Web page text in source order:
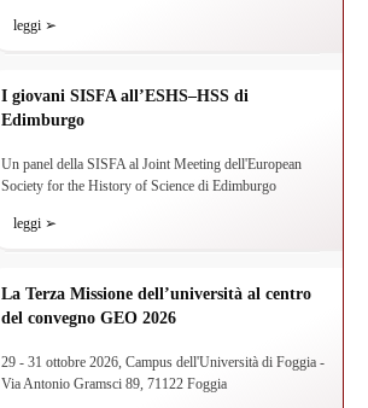
leggi ➢
I giovani SISFA all’ESHS–HSS di
Edimburgo
Un panel della SISFA al Joint Meeting dell'European
Society for the History of Science di Edimburgo
leggi ➢
La Terza Missione dell’università al centro
del convegno GEO 2026
29 - 31 ottobre 2026, Campus dell'Università di Foggia -
Via Antonio Gramsci 89, 71122 Foggia